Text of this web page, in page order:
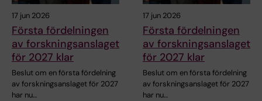
17 jun 2026
Första fördelningen
av forskningsanslaget
för 2027 klar
Beslut om en första fördelning
av forskningsanslaget för 2027
har nu…
17 jun 2026
Första fördelningen
av forskningsanslaget
för 2027 klar
Beslut om en första fördelning
av forskningsanslaget för 2027
har nu…